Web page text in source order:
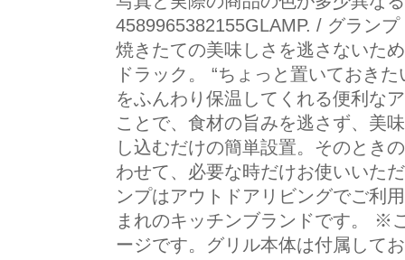
4589965382155GLAMP. / グラン
焼きたての美味しさを逃さないた
ドラック。 “ちょっと置いておき
をふんわり保温してくれる便利な
ことで、食材の旨みを逃さず、美
し込むだけの簡単設置。そのとき
わせて、必要な時だけお使いいた
ンプはアウトドアリビングでご利
まれのキッチンブランドです。 ※
ージです。グリル本体は付属して